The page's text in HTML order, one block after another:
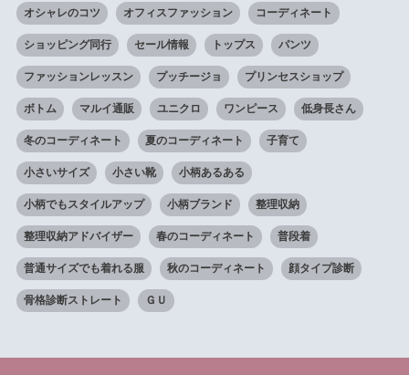
オシャレのコツ オフィスファッション コーディネート
ショッピング同行 セール情報 トップス パンツ
ファッションレッスン プッチージョ プリンセスショップ
ボトム マルイ通販 ユニクロ ワンピース 低身長さん
冬のコーディネート 夏のコーディネート 子育て
小さいサイズ 小さい靴 小柄あるある
小柄でもスタイルアップ 小柄ブランド 整理収納
整理収納アドバイザー 春のコーディネート 普段着
普通サイズでも着れる服 秋のコーディネート 顔タイプ診断
骨格診断ストレート ＧＵ